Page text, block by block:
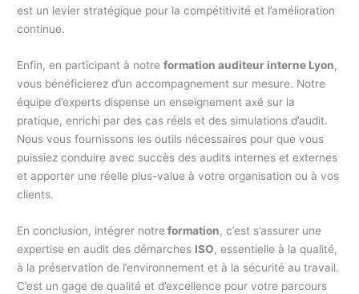
est un levier stratégique pour la compétitivité et l’amélioration
continue.
Enfin, en participant à notreformation auditeur interne Lyon,
vous bénéficierez d’un accompagnement sur mesure. Notre
équipe d’experts dispense un enseignement axé sur la
pratique, enrichi par des cas réels et des simulations d’audit.
Nous vous fournissons les outils nécessaires pour que vous
puissiez conduire avec succès des audits internes et externes
et apporter une réelle plus-value à votre organisation ou à vos
clients.
En conclusion, intégrer notre formation, c’est s’assurer une
expertise en audit des démarches ISO, essentielle à la qualité,
à la préservation de l’environnement et à la sécurité au travail.
C’est un gage de qualité et d’excellence pour votre parcours